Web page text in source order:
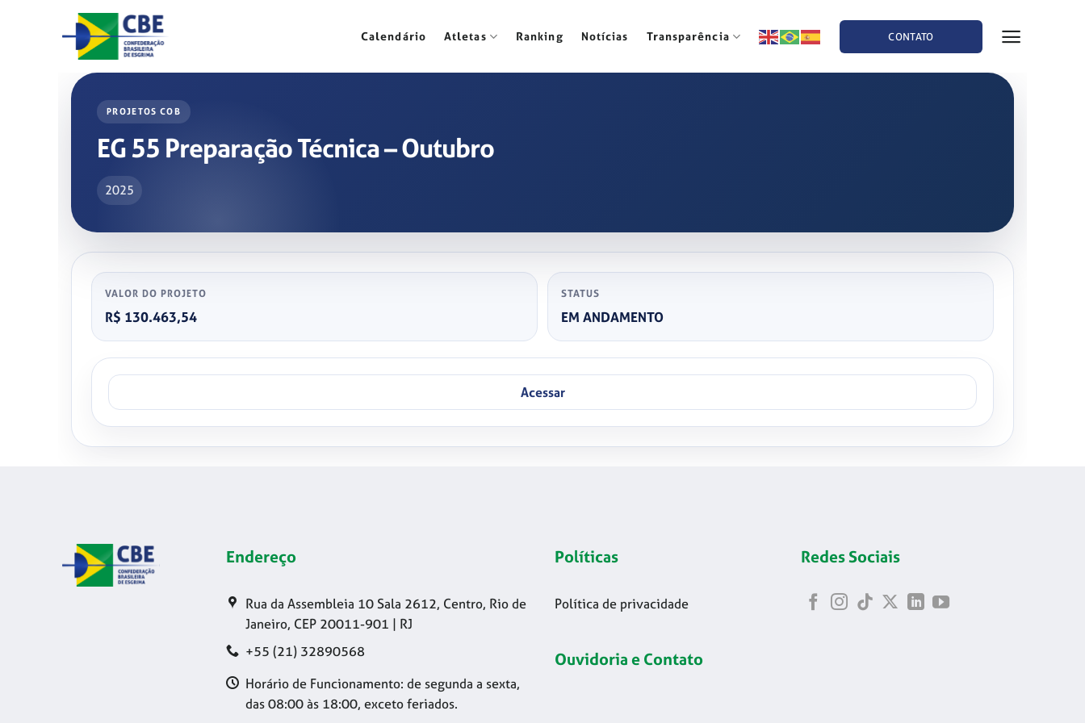
Calendário Atletas Ranking Notícias Transparência CONTATO
PROJETOS COB
EG 55 Preparação Técnica – Outubro
2025
VALOR DO PROJETO
R$ 130.463,54
STATUS
EM ANDAMENTO
Acessar
Endereço
Rua da Assembleia 10 Sala 2612, Centro, Rio de
Janeiro, CEP 20011-901 | RJ
+55 (21) 32890568
Horário de Funcionamento: de segunda a sexta,
das 08:00 às 18:00, exceto feriados.
Políticas
Política de privacidade
Ouvidoria e Contato
Redes Sociais